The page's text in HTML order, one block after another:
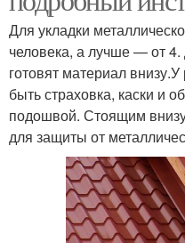
Для укладки
человека, а лучше — от
готовят материал
быть страховка, каски и
подошвой. Стоящим
для защиты от